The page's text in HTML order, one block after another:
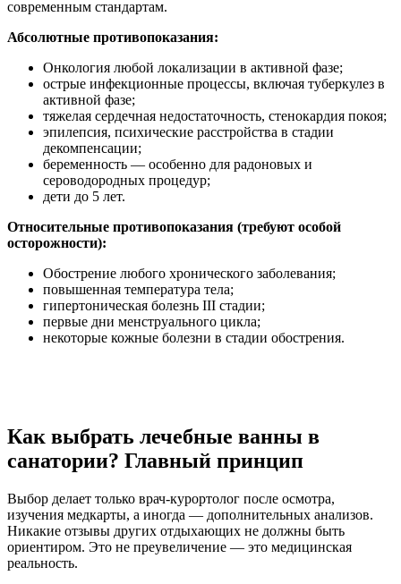
современным стандартам.
Абсолютные противопоказания:
Онкология любой локализации в активной фазе;
острые инфекционные процессы, включая туберкулез в
активной фазе;
тяжелая сердечная недостаточность, стенокардия покоя;
эпилепсия, психические расстройства в стадии
декомпенсации;
беременность — особенно для радоновых и
сероводородных процедур;
дети до 5 лет.
Относительные противопоказания (требуют особой
осторожности):
Обострение любого хронического заболевания;
повышенная температура тела;
гипертоническая болезнь III стадии;
первые дни менструального цикла;
некоторые кожные болезни в стадии обострения.
Как выбрать лечебные ванны в
санатории? Главный принцип
Выбор делает только врач-курортолог после осмотра,
изучения медкарты, а иногда — дополнительных анализов.
Никакие отзывы других отдыхающих не должны быть
ориентиром. Это не преувеличение — это медицинская
реальность.